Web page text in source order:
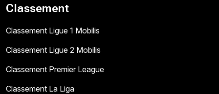
Classement
Classement Ligue 1 Mobilis
Classement Ligue 2 Mobilis
Classement Premier League
Classement La Liga